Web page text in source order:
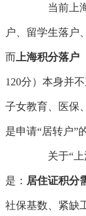
当前上海
户、留学生落户
而上海积分落户
120分）本身并
子女教育、医保
是申请“居转户”
关于“上
是： 居住证积分
社保基数、紧缺